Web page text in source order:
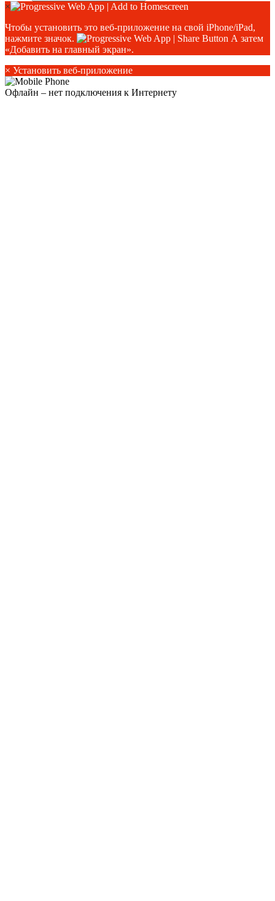
×
Чтобы установить это веб-приложение на свой iPhone/iPad,
нажмите значок.
А затем
«Добавить на главный экран».
× Установить веб-приложение
Офлайн – нет подключения к Интернету